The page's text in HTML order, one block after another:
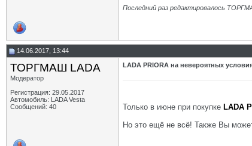
Последний раз редактировалось
14.06.2017, 13:44
ТОРГМАШ LADA
Модератор
Регистрация: 29.05.2017
Автомобиль: LADA Vesta
Сообщений: 40
LADA PRIORA на невероятных
Только в июне при покупке LADA
Но это ещё не всё! Также Вы